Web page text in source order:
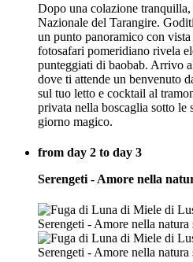
Dopo una colazione
Nazionale del Tarangire.
un punto panoramico con
fotosafari pomeridiano rivela
punteggiati di baobab. Arrivo
dove ti attende un benvenuto
sul tuo letto e cocktail al
privata nella boscaglia sotto
giorno magico.
from day 2 to day 3
Serengeti - Amore nella